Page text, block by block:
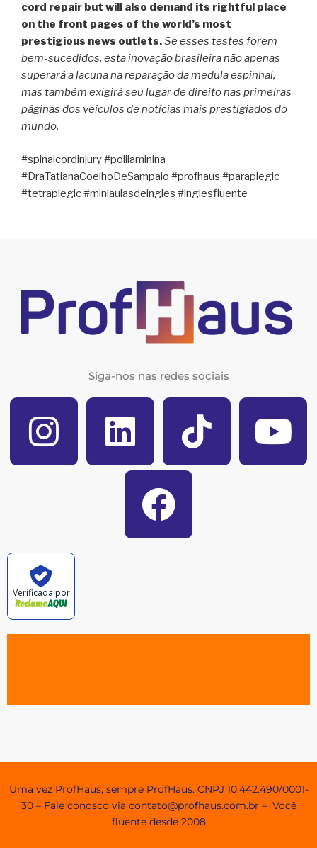
cord repair but will also demand its rightful place
on the front pages of the world’s most
prestigious news outlets.Se esses testes forem
bem-sucedidos, esta inovação brasileira não apenas
superará a lacuna na reparação da medula espinhal,
mas também exigirá seu lugar de direito nas primeiras
páginas dos veículos de notícias mais prestigiados do
mundo.
#spinalcordinjury #polilaminina
#DraTatianaCoelhoDeSampaio #profhaus #paraplegic
#tetraplegic #miniaulasdeingles #inglesfluente
Siga-nos nas redes sociais
Verificada por
Uma vez ProfHaus, sempre ProfHaus. CNPJ 10.442.490/0001-
30 – Fale conosco via contato@profhaus.com.br – Você
fluente desde 2008